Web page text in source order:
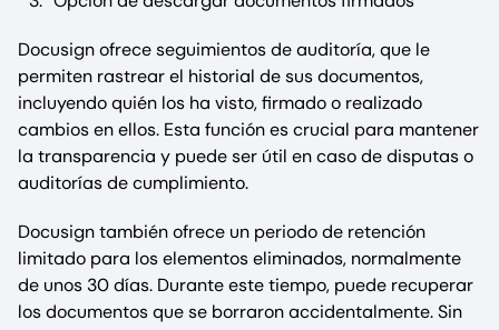
Docusign ofrece seguimientos de auditoría, que le
permiten rastrear el historial de sus documentos,
incluyendo quién los ha visto, firmado o realizado
cambios en ellos. Esta función es crucial para mantener
la transparencia y puede ser útil en caso de disputas o
auditorías de cumplimiento.
Docusign también ofrece un periodo de retención
limitado para los elementos eliminados, normalmente
de unos 30 días. Durante este tiempo, puede recuperar
los documentos que se borraron accidentalmente. Sin